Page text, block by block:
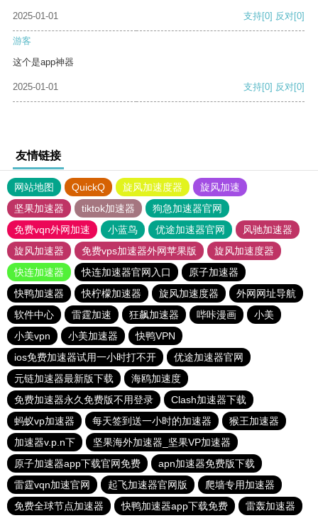
2025-01-01 支持[0] 反对[0]
游客
这个是app神器
2025-01-01 支持[0] 反对[0]
友情链接
网站地图 QuickQ 旋风加速度器
旋风加速
坚果加速器
tiktok加速器
狗急加速器官网
免费vqn外网加速
小蓝鸟 优途加速器官网
风驰加速器
旋风加速器
免费vps加速器外网苹果版
旋风加速度器
快连加速器
快连加速器官网入口
原子加速器
快鸭加速器
快柠檬加速器 旋风加速度器
外网网址导航
软件中心
雷霆加速 狂飙加速器 哔咔漫画
小美
小美vpn
小美加速器
快鸭VPN
ios免费加速器试用一小时打不开
优途加速器官网
元链加速器最新版下载
海鸥加速度
免费加速器永久免费版不用登录
Clash加速器下载
蚂蚁vp加速器
每天签到送一小时的加速器
猴王加速器
加速器v.p.n下
坚果海外加速器_坚果VP加速器
原子加速器app下载官网免费
apn加速器免费版下载
雷霆vqn加速官网
起飞加速器官网版
爬墙专用加速器
免费全球节点加速器
快鸭加速器app下载免费 雷轰加速器